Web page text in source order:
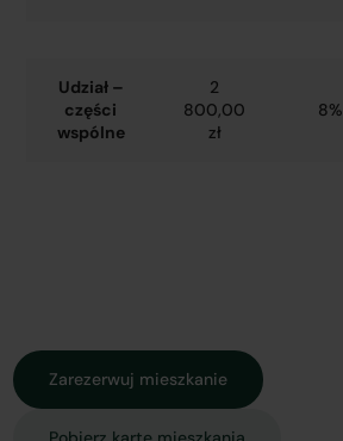
Udział –
części
wspólne
2
800,00
zł
8%
Zarezerwuj mieszkanie